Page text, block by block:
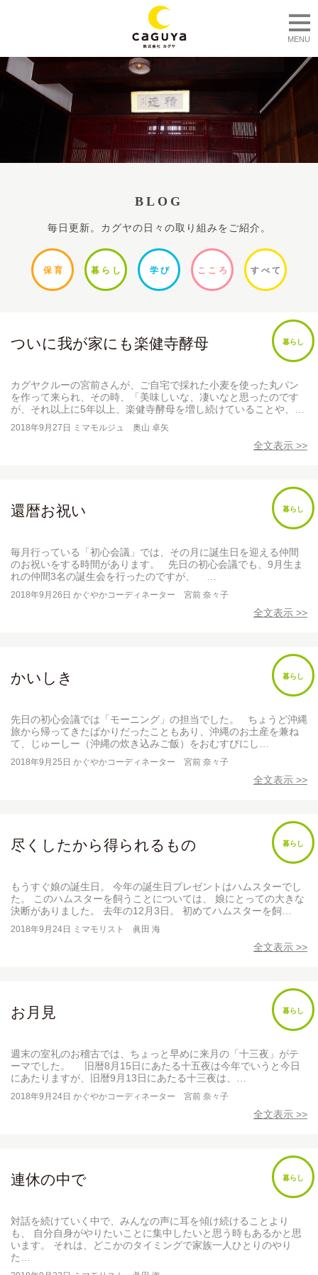
MENU
BLOG
毎日更新。カグヤの日々の取り組みをご紹介。
保 育 暮ら し 学 び ここ ろ すべて
暮らし
ついに我が家にも楽健寺酵母
カグヤクルーの宮前さんが、ご自宅で採れた小麦を使った丸パン
を作って来られ、その時、「美味しいな、凄いなと思ったのです
が、それ以上に5年以上、楽健寺酵母を増し続けていることや、…
2018年9月27日 ミマモルジュ 奥山 卓矢
全文表示 >>
暮らし
還暦お祝い
毎月行っている「初心会議」では、その月に誕生日を迎える仲間
のお祝いをする時間があります。 先日の初心会議でも、9月生ま
れの仲間3名の誕生会を行ったのですが、 …
2018年9月26日 かぐやかコーディネーター 宮前 奈々子
全文表示 >>
暮らし
かいしき
先日の初心会議では「モーニング」の担当でした。 ちょうど沖縄
旅から帰ってきたばかりだったこともあり、沖縄のお土産を兼ね
て、じゅーしー（沖縄の炊き込みご飯）をおむすびにし…
2018年9月25日 かぐやかコーディネーター 宮前 奈々子
全文表示 >>
暮らし
尽くしたから得られるもの
もうすぐ娘の誕生日。 今年の誕生日プレゼントはハムスターでし
た。 このハムスターを飼うことについては、 娘にとっての大きな
決断がありました。 去年の12月3日。 初めてハムスターを飼…
2018年9月24日 ミマモリスト 眞田 海
全文表示 >>
暮らし
お月見
週末の室礼のお稽古では、ちょっと早めに来月の「十三夜」がテ
ーマでした。 旧暦8月15日にあたる十五夜は今年でいうと今日
にあたりますが、旧暦9月13日にあたる十三夜は、…
2018年9月24日 かぐやかコーディネーター 宮前 奈々子
全文表示 >>
暮らし
連休の中で
対話を続けていく中で、みんなの声に耳を傾け続けることより
も、 自分自身がやりたいことに集中したいと思う時もあるかと思
います。 それは、どこかのタイミングで家族一人ひとりのやり
た…